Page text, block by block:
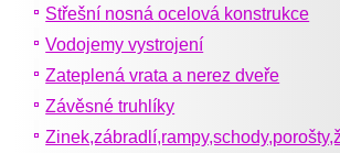
Střešní nosná ocelová konstrukce
Vodojemy vystrojení
Zateplená vrata a nerez dveře
Závěsné truhlíky